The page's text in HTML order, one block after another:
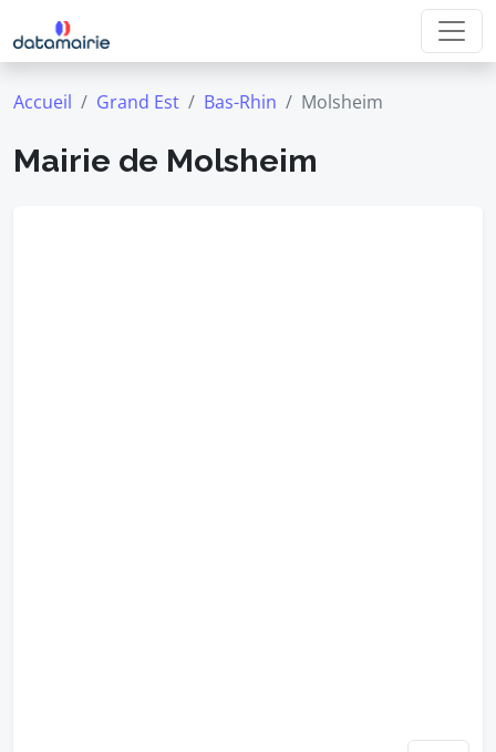
Accueil Grand Est Bas-Rhin Molsheim
Mairie de Molsheim